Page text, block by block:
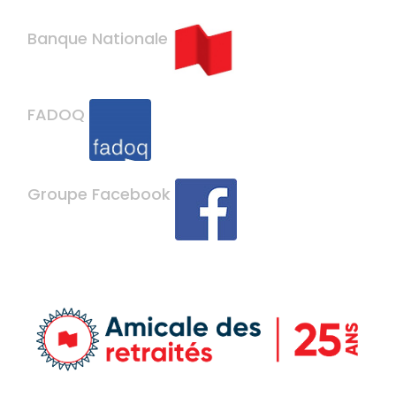
Banque Nationale
FADOQ
Groupe Facebook